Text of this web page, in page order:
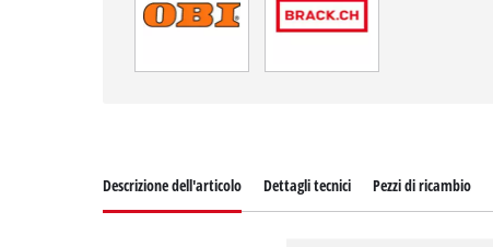
Descrizione dell'articolo Dettagli tecnici Pezzi di ricambio